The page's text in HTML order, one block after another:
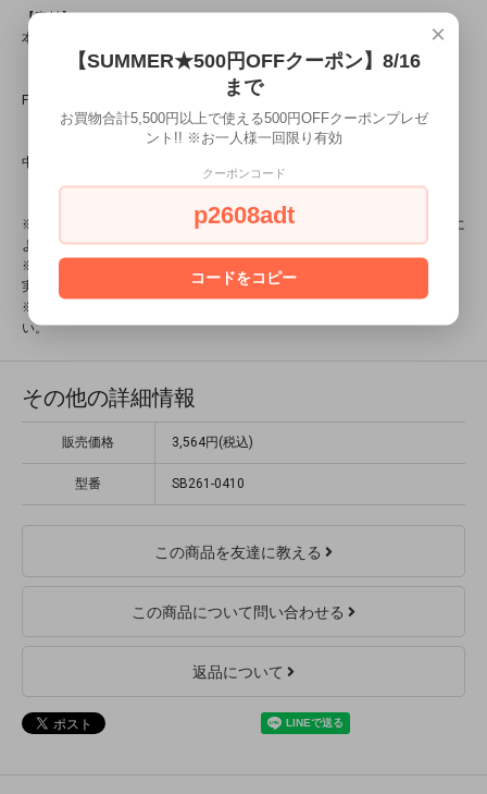
【素材】
本体：ポリエステ 100％
FREE：頭囲 58.5cm
中国
※当店では、実店舗と在庫を共有しているため、ご注文の商品が店頭販売に
より売り切れる場合がございます。
※お使いのPC環境やモニター、撮影時の天候やカメラの設定などにより、
実物の色合いと若干異なる場合がございます。
※製品の特徴上、1点1点サイズに個体差がございます。予めご了承くださ
い。
その他の詳細情報
販売価格 3,564円(税込)
型番 SB261-0410
この商品を友達に教える
この商品について問い合わせる
返品について
×
【SUMMER★500円OFFクーポン】8/16
まで
お買物合計5,500円以上で使える500円OFFクーポンプレゼ
ント!! ※お一人様一回限り有効
クーポンコード
p2608adt
コードをコピー